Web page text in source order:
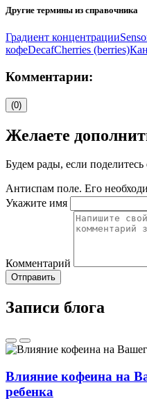
Другие термины из справочника
Градиент концентрации
кофеDecafCherries (berries)
Комментарии:
(0)
Желаете
Будем рады, если
Антиспам поле. Его
Укажите имя
Комментарий
Отправить
Записи блога
Влияние кофеина на
ребенка